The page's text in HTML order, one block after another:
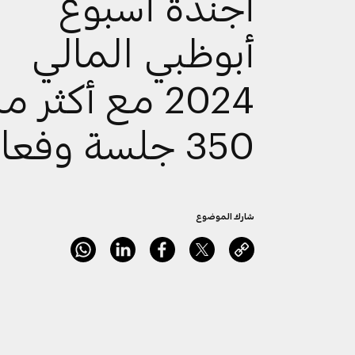
أبوظبي المالي
2024 مع أكثر
350 جلسة وفعالية
شارك الموضوع